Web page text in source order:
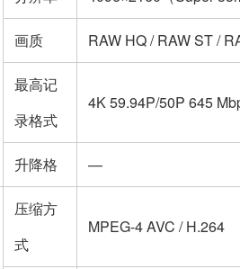
画质 RAW HQ / RAW ST /
最高记
录格式
4K 59.94P/50P 645
升降格 —
压缩方
式
MPEG-4 AVC / H.264